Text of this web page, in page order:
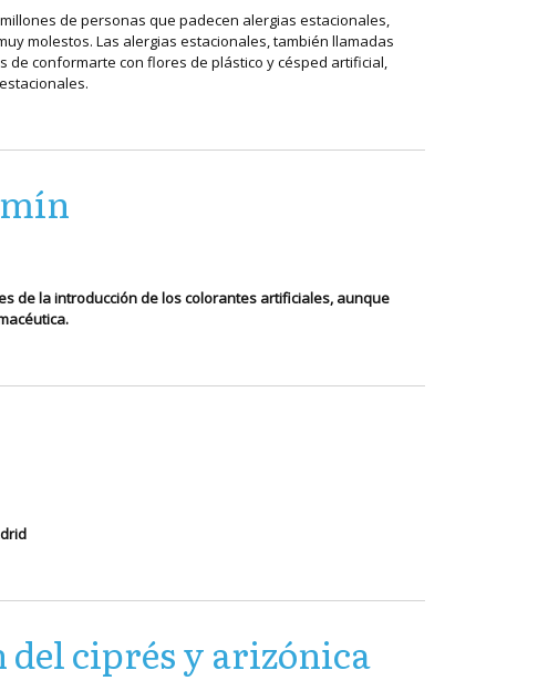
de personas que padecen alergias estacionales,
molestos. Las alergias estacionales, también llamadas
conformarte con flores de plástico y césped artificial,
de la introducción de los colorantes artificiales, aunque
del ciprés y arizónica